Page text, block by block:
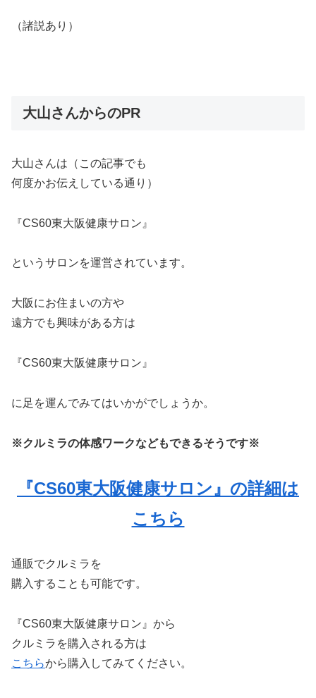
（諸説あり）
大山さんからのPR
大山さんは（この記事でも
何度かお伝えしている通り）
『CS60東大阪健康サロン』
というサロンを運営されています。
大阪にお住まいの方や
遠方でも興味がある方は
『CS60東大阪健康サロン』
に足を運んでみてはいかがでしょうか。
※クルミラの体感ワークなどもできるそうです※
『CS60東大阪健康サロン』の詳細は
こちら
通販でクルミラを
購入することも可能です。
『CS60東大阪健康サロン』から
クルミラを購入される方は
こちらから購入してみてください。